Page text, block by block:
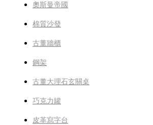
奧斯曼帝國
棉質沙發
古董牆櫃
鋼架
古董大理石玄關桌
巧克力罐
皮革寫字台